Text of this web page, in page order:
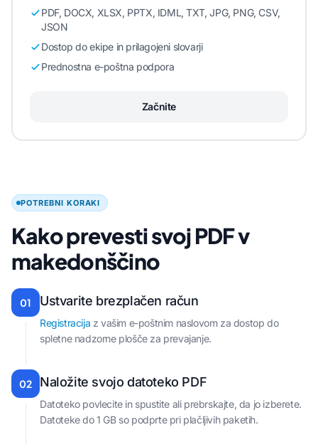
PDF, DOCX, XLSX, PPTX, IDML, TXT, JPG, PNG, CSV,
JSON
Dostop do ekipe in prilagojeni slovarji
Prednostna e-poštna podpora
Začnite
POTREBNI KORAKI
Kako prevesti svoj PDF v
makedonščino
01 Ustvarite brezplačen račun
Registracija z vašim e-poštnim naslovom za dostop do
spletne nadzorne plošče za prevajanje.
02 Naložite svojo datoteko PDF
Datoteko povlecite in spustite ali prebrskajte, da jo izberete.
Datoteke do 1 GB so podprte pri plačljivih paketih.